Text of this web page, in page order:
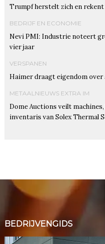
Trumpf herstelt zich en
BEDRIJF EN ECONOMIE
Nevi PMI: Industrie noteert
vier jaar
VERSPANEN
Haimer draagt eigendom over
METAALNIEUWS EXTRA IM
Dome Auctions veilt
inventaris van Solex Thermal
BEDRIJVENGIDS